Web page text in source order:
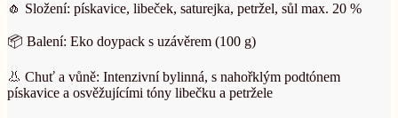
🧄 Složení: pískavice, libeček, saturejka, petržel, sůl max. 20 %
📦 Balení: Eko doypack s uzávěrem (100 g)
👃 Chuť a vůně: Intenzivní bylinná, s nahořklým podtónem
pískavice a osvěžujícími tóny libečku a petržele